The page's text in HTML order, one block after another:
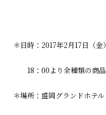
＊日時：2017年2月17日（金
18：00より全種類の商品
＊場所：盛岡グランドホテル